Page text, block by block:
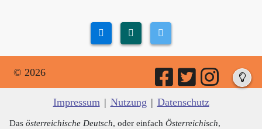
© 2026
Impressum | Nutzung | Datenschutz
Das österreichische Deutsch, oder einfach Österreichisch,